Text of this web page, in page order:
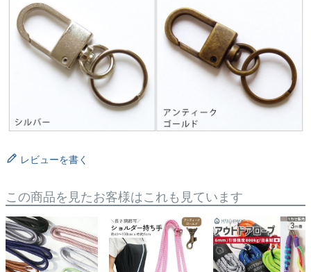
レビューを書く
この商品を見たお客様はこれも見ています